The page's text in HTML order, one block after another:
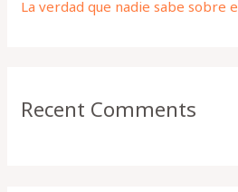
La verdad que nadie sabe sobre
Recent Comments